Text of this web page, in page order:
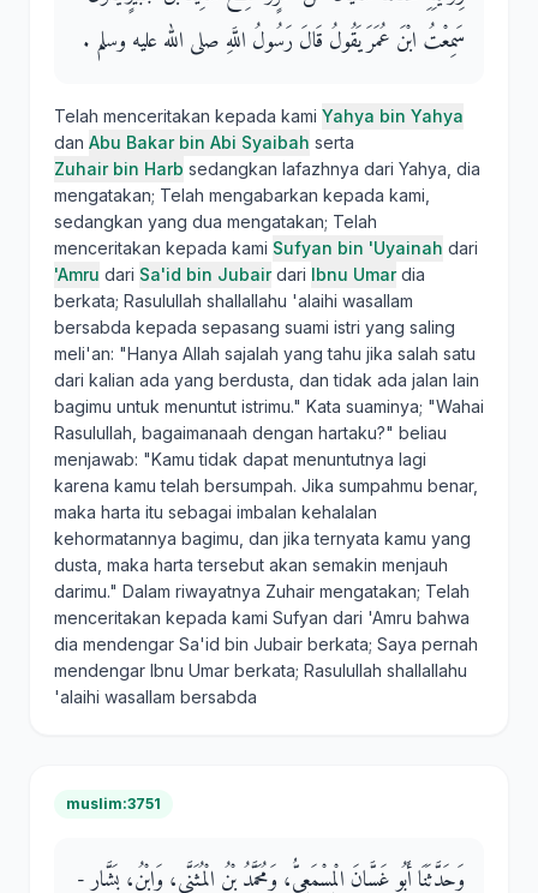
سَمِعْتُ ابْنَ عُمَرَ يَقُولُ قَالَ رَسُولُ اللَّهِ صلى الله عليه وسلم ‏.‏
Telah menceritakan kepada kami Yahya bin Yahya
dan Abu Bakar bin Abi Syaibah serta
Zuhair bin Harb sedangkan lafazhnya dari Yahya, dia
mengatakan; Telah mengabarkan kepada kami,
sedangkan yang dua mengatakan; Telah
menceritakan kepada kami Sufyan bin 'Uyainah dari
'Amru dari Sa'id bin Jubairdari Ibnu Umardia
berkata; Rasulullah shallallahu 'alaihi wasallam
bersabda kepada sepasang suami istri yang saling
meli'an: "Hanya Allah sajalah yang tahu jika salah satu
dari kalian ada yang berdusta, dan tidak ada jalan lain
bagimu untuk menuntut istrimu." Kata suaminya; "Wahai
Rasulullah, bagaimanaah dengan hartaku?" beliau
menjawab: "Kamu tidak dapat menuntutnya lagi
karena kamu telah bersumpah. Jika sumpahmu benar,
maka harta itu sebagai imbalan kehalalan
kehormatannya bagimu, dan jika ternyata kamu yang
dusta, maka harta tersebut akan semakin menjauh
darimu." Dalam riwayatnya Zuhair mengatakan; Telah
menceritakan kepada kami Sufyan dari 'Amru bahwa
dia mendengar Sa'id bin Jubair berkata; Saya pernah
mendengar Ibnu Umar berkata; Rasulullah shallallahu
'alaihi wasallam bersabda
muslim:3751
وَحَدَّثَنَا أَبُو غَسَّانَ الْمِسْمَعِيُّ، وَمُحَمَّدُ بْنُ الْمُثَنَّى، وَابْنُ، بَشَّارٍ -